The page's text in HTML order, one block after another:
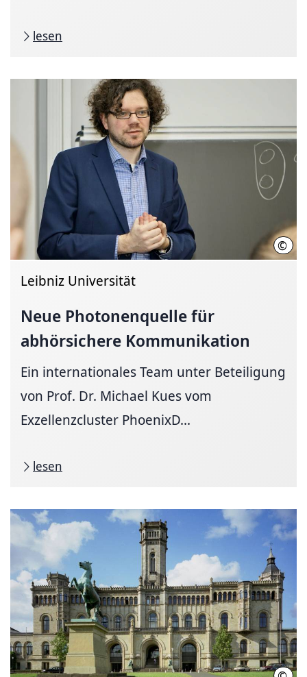
lesen
©
Leibniz Universität
Neue Photonenquelle für
abhörsichere Kommunikation
Ein internationales Team unter Beteiligung
von Prof. Dr. Michael Kues vom
Exzellenzcluster PhoenixD...
lesen